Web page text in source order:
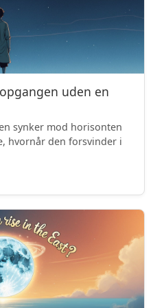
uden en
synker mod horisonten
hvornår den forsvinder i